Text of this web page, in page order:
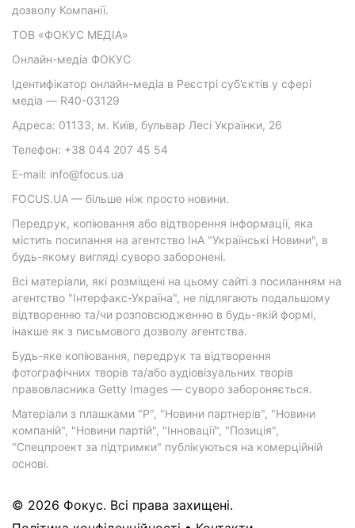
дозволу Компанії.
ТОВ «ФОКУС МЕДІА»
Онлайн-медіа ФОКУС
Ідентифікатор онлайн-медіа в Реєстрі суб’єктів у сфері
медіа — R40-03129
Адреса: 01133, м. Київ, бульвар Лесі Українки, 26
Телефон: +38 044 207 45 54
E-mail: info@focus.ua
FOCUS.UA — більше ніж просто новини.
Передрук, копіювання або відтворення інформації, яка
містить посилання на агентство ІнА "Українські Новини", в
будь-якому вигляді суворо заборонені.
Всі матеріали, які розміщені на цьому сайті з посиланням на
агентство "Інтерфакс-Україна", не підлягають подальшому
відтворенню та/чи розповсюдженню в будь-якій формі,
інакше як з письмового дозволу агентства.
Будь-яке копіювання, передрук та відтворення
фотографічних творів та/або аудіовізуальних творів
правовласника Getty Images — суворо забороняється.
Матеріали з плашками "Р", "Новини партнерів", "Новини
компаній", "Новини партій", "Інновації", "Позиція",
"Спецпроект за підтримки" публікуються на комерційній
основі.
© 2026 Фокус. Всі права захищені.